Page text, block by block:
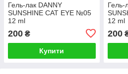
Гель-лак DANNY
SUNSHINE CAT EYE №05
12 ml
200 ₴
Купити
Гель-
12 ml
200